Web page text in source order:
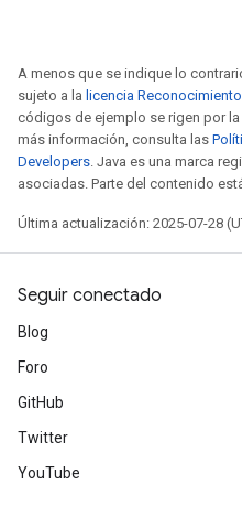
A menos que se indique lo
sujeto a la licencia
códigos de ejemplo se rigen por la
más información, consulta las
Developers. Java es una marca
asociadas. Parte del contenido
Última actualización: 2025-07-28
Seguir conectado
Blog
Foro
GitHub
Twitter
YouTube